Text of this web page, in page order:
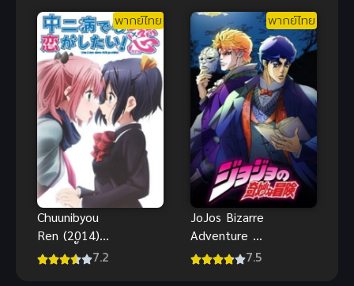
พากย์ไทยสุดๆ
พากย์ไทย
Chuunibyou
Ren (2014)
รักสุดเพี้ยนข7.2
พากย์ไทย
JoJos Bizarre
Adventure โจ
โจ้ ล่าข้าม 7.5